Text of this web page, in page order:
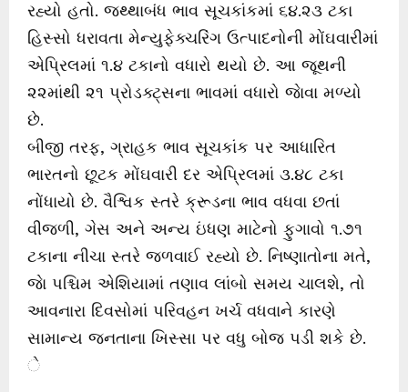
રહ્યો હતો. જથ્થાબંધ ભાવ સૂચકાંકમાં ૬૪.૨૩ ટકા
હિસ્સો ધરાવતા મેન્યુફેક્ચરિંગ ઉત્પાદનોની મોંઘવારીમાં
એપ્રિલમાં ૧.૪ ટકાનો વધારો થયો છે. આ જૂથની
૨૨માંથી ૨૧ પ્રોડક્ટ્સના ભાવમાં વધારો જાેવા મળ્યો
છે.
બીજી તરફ, ગ્રાહક ભાવ સૂચકાંક પર આધારિત
ભારતનો છૂટક મોંઘવારી દર એપ્રિલમાં ૩.૪૮ ટકા
નોંધાયો છે. વૈશ્વિક સ્તરે ક્રૂડના ભાવ વધવા છતાં
વીજળી, ગેસ અને અન્ય ઇંધણ માટેનો ફુગાવો ૧.૭૧
ટકાના નીચા સ્તરે જળવાઈ રહ્યો છે. નિષ્ણાતોના મતે,
જાે પશ્ચિમ એશિયામાં તણાવ લાંબો સમય ચાલશે, તો
આવનારા દિવસોમાં પરિવહન ખર્ચ વધવાને કારણે
સામાન્ય જનતાના ખિસ્સા પર વધુ બોજ પડી શકે છે.
ે